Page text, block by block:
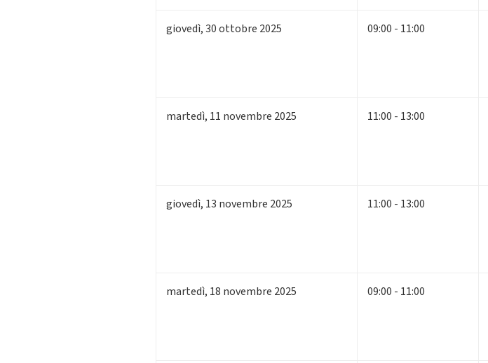
giovedì,30ottobre 2025 09:00 - 11:00
martedì, 11 novembre 2025 11:00 - 13:00
giovedì, 13 novembre 2025 11:00 - 13:00
martedì, 18 novembre 2025 09:00 - 11:00